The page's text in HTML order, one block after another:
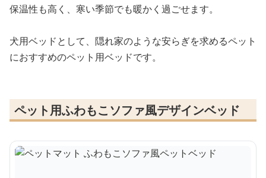
保温性も高く、寒い季節でも暖かく過ごせます。
犬用ベッドとして、隠れ家のような安らぎを求めるペット
におすすめのペット用ベッドです。
ペット用ふわもこソファ風デザインベッド